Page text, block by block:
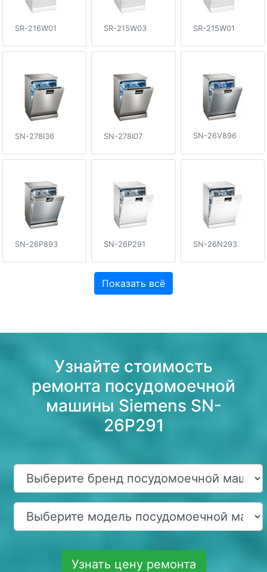
SR-216W01 SR-215W03 SR-215W01
SN-278I36 SN-278I07 SN-26V896
SN-26P893 SN-26P291 SN-26N293
Показать всё
Узнайте стоимость
ремонта посудомоечной
машины Siemens SN-
26P291
Узнать цену ремонта